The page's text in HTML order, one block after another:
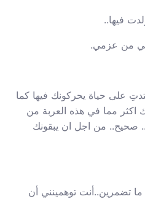
فيها..
من عزمي.
على حياة يحركونك فيها كما
اكثر مما في هذه العربة من
صحيح.. من اجل ان يبقونك
تضمرين..أنت توهمينني أن